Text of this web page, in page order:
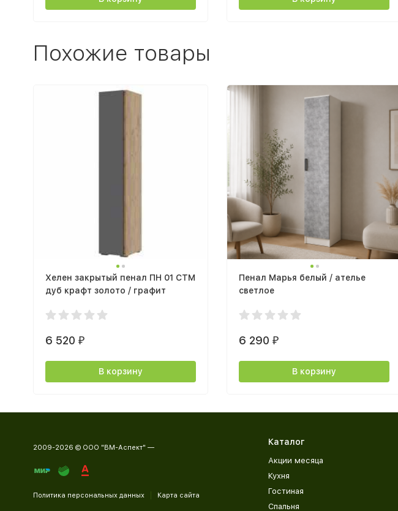
Похожие товары
Хелен закрытый пенал ПН 01 СТМ
дуб крафт золото / графит
6 520 ₽
В корзину
Пенал Марья белый / ателье
светлое
6 290₽
В корзину
2009-2026 © ООО "ВМ-Аспект" —
Политика персональных данных Карта сайта
Каталог
Акции месяца
Кухня
Гостиная
Спальня